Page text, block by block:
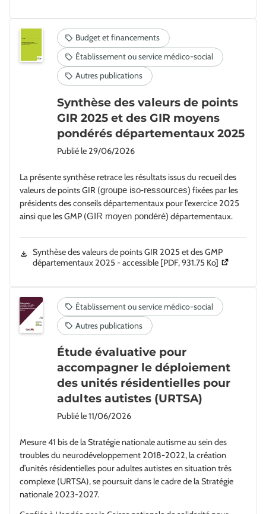
Synthèse des valeurs de points
GIR 2025 et des GIR moyens
pondérés départementaux 2025
Publié le 29/06/2026
La présente synthèse retrace les résultats issus du recueil des
valeurs de points GIR (groupe iso-ressources) fixées par les
présidents des conseils départementaux pour l’exercice 2025
ainsi que les GMP (GIR moyen pondéré) départementaux.
Synthèse des valeurs de points GIR 2025 et des GMP
départementaux 2025 - accessible [PDF, 931.75 Ko](Ouverture
Étude évaluative pour
accompagner le déploiement
des unités résidentielles pour
adultes autistes (URTSA)
Publié le11/06/2026
Mesure 41 bis de la Stratégie nationale autisme au sein des
troubles du neurodéveloppement 2018-2022, la création
d’unités résidentielles pour adultes autistes en situation très
complexe (URTSA), se poursuit dans le cadre de la Stratégie
nationale 2023-2027.